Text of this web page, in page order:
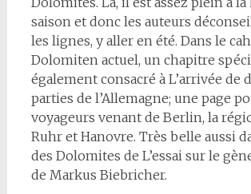
saison et donc les auteurs
les lignes, y aller en été. Dans le
Dolomiten actuel, un chapitre
également consacré à L’arrivée de
parties de l’Allemagne; une page
voyageurs venant de Berlin, la
Ruhr et Hanovre. Très belle aussi
des Dolomites de L’essai sur le
de Markus Biebricher.